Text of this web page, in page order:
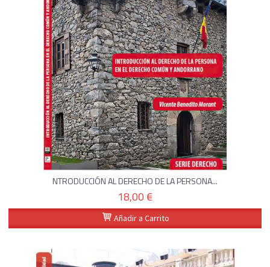
NTRODUCCIÓN AL DERECHO DE LA PERSONA...
18,00 €
Añadir a Carrito